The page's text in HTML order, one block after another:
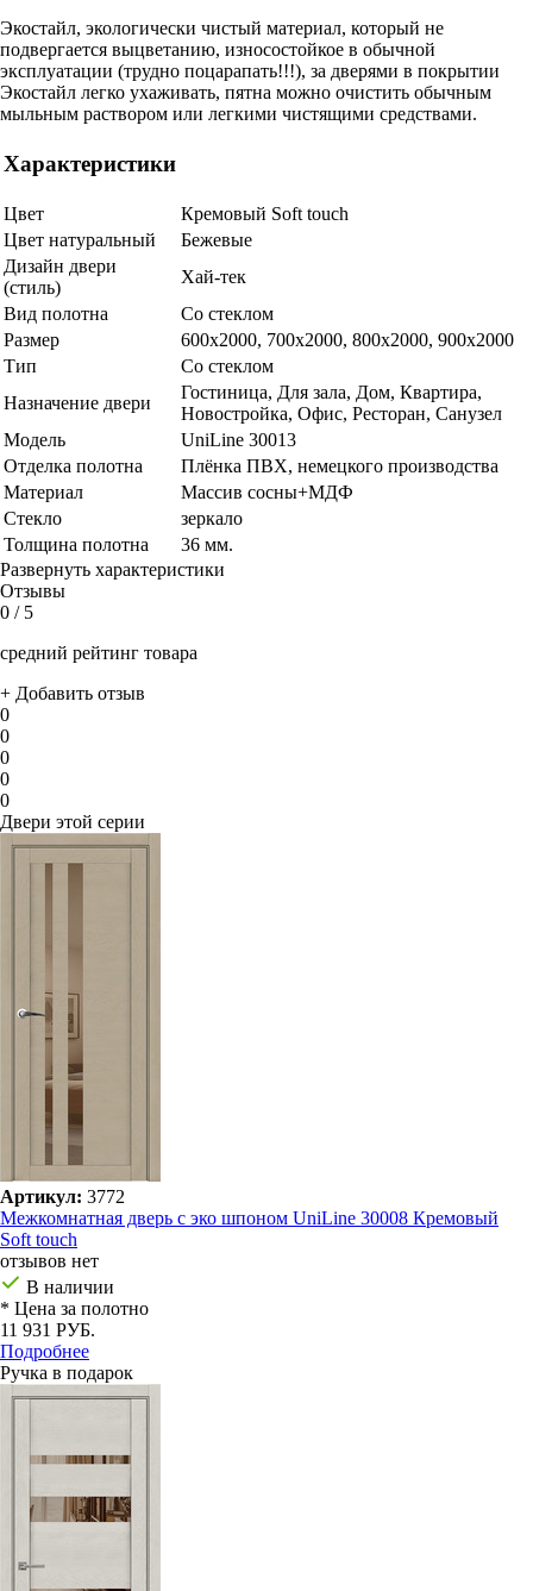
Экостайл, экологически чистый материал, который не
подвергается выцветанию, износостойкое в обычной
эксплуатации (трудно поцарапать!!!), за дверями в покрытии
Экостайл легко ухаживать, пятна можно очистить обычным
мыльным раствором или легкими чистящими средствами.
Характеристики
Цвет
Кремовый Soft touch
Цвет натуральный
Бежевые
Дизайн двери
(стиль)
Хай-тек
Вид полотна
Со стеклом
Размер
600x2000, 700x2000, 800x2000, 900x2000
Тип
Со стеклом
Назначение двери
Гостиница, Для зала, Дом, Квартира,
Новостройка, Офис, Ресторан, Санузел
Модель
UniLine 30013
Отделка полотна
Плёнка ПВХ, немецкого производства
Материал
Массив сосны+МДФ
Стекло
зеркало
Толщина полотна
36 мм.
Развернуть характеристики
Отзывы
0 / 5
средний рейтинг товара
+ Добавить отзыв
0
0
0
0
0
Двери этой серии
Артикул: 3772
Межкомнатная дверь с эко шпоном UniLine 30008 Кремовый
Soft touch
отзывов нет
В наличии
* Цена за полотно
11 931 РУБ.
Подробнее
Ручка в подарок